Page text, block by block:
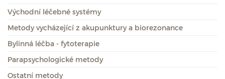
Východní léčebné systémy
Metody vycházející z akupunktury a biorezonance
Bylinná léčba - fytoterapie
Parapsychologické metody
Ostatní metody